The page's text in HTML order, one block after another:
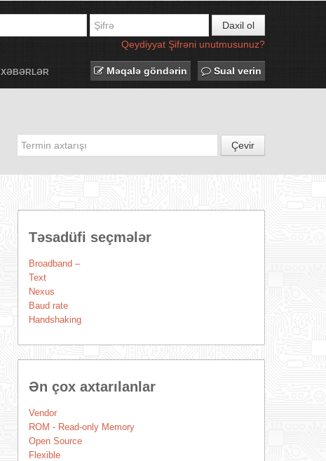
Daxil ol
Qeydiyyat Şifrəni unutmusunuz?
XƏBƏRLƏR Məqalə göndərin Sual verin
Çevir
Təsadüfi seçmələr
Broadband –
Text
Nexus
Baud rate
Handshaking
Ən çox axtarılanlar
Vendor
ROM - Read-only Memory
Open Source
Flexible